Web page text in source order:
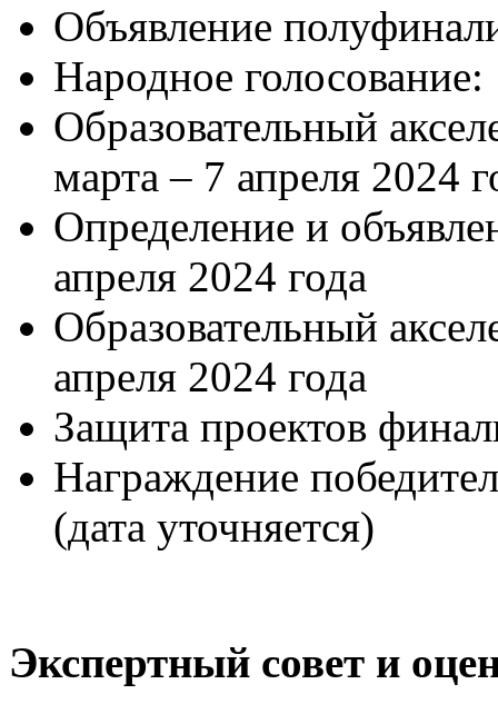
Объявление
Народное
Образовательный
марта – 7 апреля 2024
Определение и
апреля 2024 года
Образовательный
апреля 2024 года
Защита проектов
Награждение
(дата уточняется)
Экспертный совет и